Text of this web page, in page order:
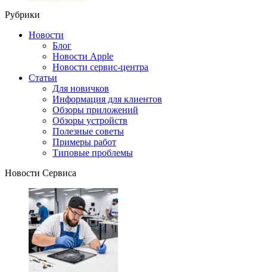
Рубрики
Новости
Блог
Новости Apple
Новости сервис-центра
Статьи
Для новичков
Информация для клиентов
Обзоры приложений
Обзоры устройств
Полезные советы
Примеры работ
Типовые проблемы
Новости Сервиса